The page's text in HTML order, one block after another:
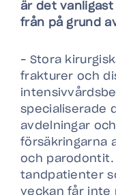
är det
från på grund
– Stora
frakturer och
specialiserade
avdelningar
försäkringarna
och parodontit.
tandpatienter
veckan får inte